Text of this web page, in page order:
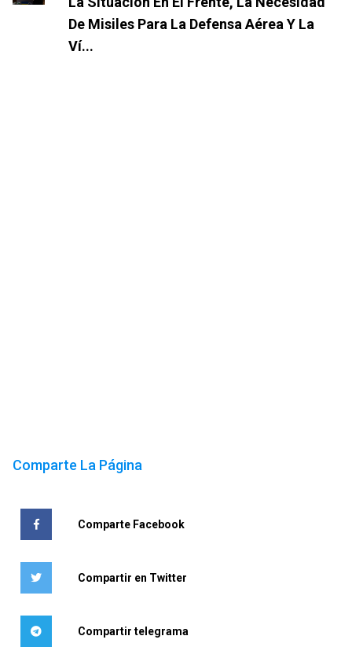
De Misiles Para La Defensa Aérea Y La
Ví...
Comparte La Página
Comparte Facebook
Compartir en Twitter
Compartir telegrama